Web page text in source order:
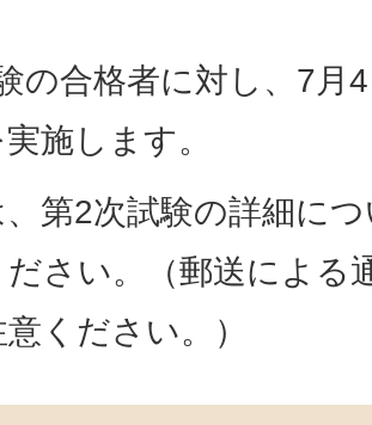
の合格者に対し、7月
施します。
第2次試験の詳細に
ださい。（郵送による
ください。）